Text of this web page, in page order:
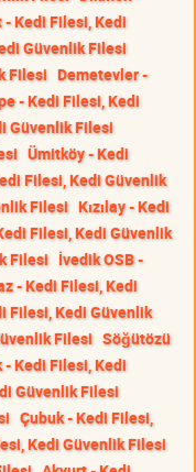
- Kedi Filesi, Kedi
Güvenlik Filesi
Filesi Demetevler -
- Kedi Filesi, Kedi
Güvenlik Filesi
Ümitköy - Kedi
Filesi, Kedi Güvenlik
Filesi Kızılay - Kedi
Filesi, Kedi Güvenlik
Filesi İvedik OSB -
- Kedi Filesi, Kedi
Filesi, Kedi Güvenlik
Filesi Söğütözü
- Kedi Filesi, Kedi
Güvenlik Filesi
Çubuk - Kedi Filesi,
Kedi Güvenlik Filesi